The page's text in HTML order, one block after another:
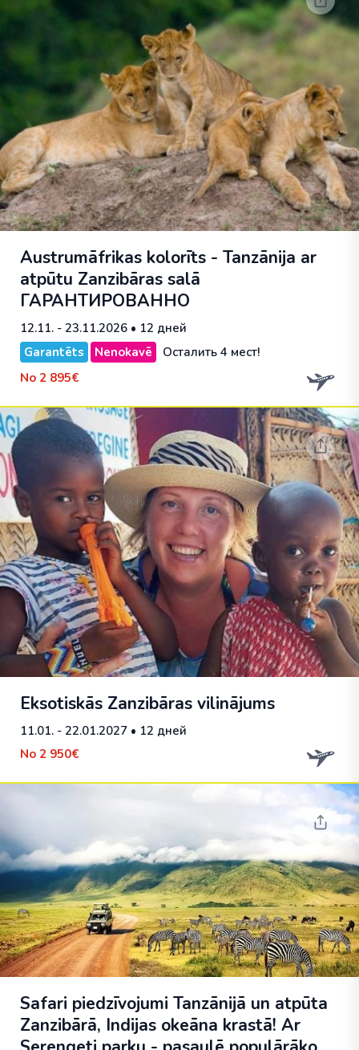
Austrumāfrikas kolorīts - Tanzānija ar
atpūtu Zanzibāras salā
ГАРАНТИРОВАННО
12.11. - 23.11.2026 • 12 дней
Garantēts
Nenokavē
Осталить 4 мест!
No 2 895€
Eksotiskās Zanzibāras vilinājums
11.01. - 22.01.2027 • 12 дней
No 2 950€
Safari piedzīvojumi Tanzānijā un atpūta
Zanzibārā, Indijas okeāna krastā! Ar